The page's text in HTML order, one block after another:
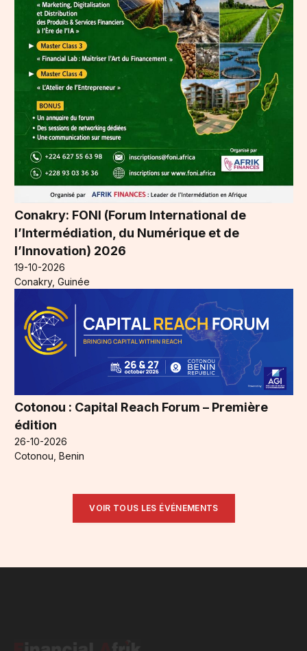
Conakry: FONI (Forum International de
l’Intermédiation, du Numérique et de
l’Innovation) 2026
19-10-2026
Conakry, Guinée
Cotonou : Capital Reach Forum – Première
édition
26-10-2026
Cotonou, Benin
VOIR TOUS LES ÉVÉNEMENTS